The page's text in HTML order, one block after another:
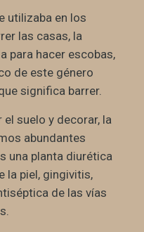
utilizaba en los
las casas, la
para hacer escobas,
de este género
significa barrer.
suelo y decorar, la
abundantes
una planta diurética
la piel, gingivitis,
de las vías